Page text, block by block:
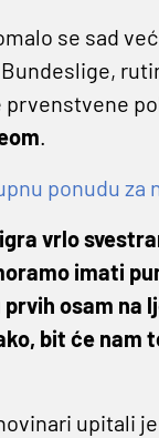
se sad
prvenstvene
.
ponudu za
vrlo
imati
osam na
bit će nam
upitali